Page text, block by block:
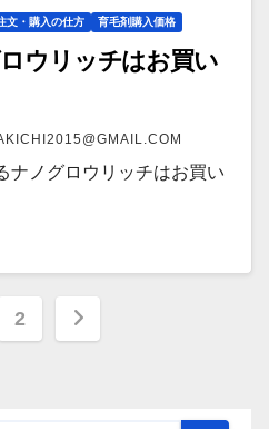
文・購入の仕方 育毛剤購入価格
ウリッチはお買い
ナノグロウリッチはお買い
2